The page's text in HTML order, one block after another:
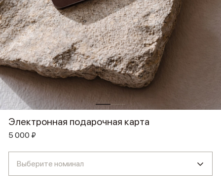
Электронная подарочная карта
5 000 ₽
Выберите номинал